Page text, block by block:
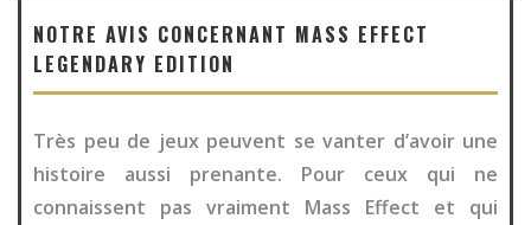
NOTRE AVIS CONCERNANT MASS EFFECT
LEGENDARY EDITION
Très peu de jeux peuvent se vanter d’avoir une
histoire aussi prenante. Pour ceux qui ne
connaissent pas vraiment Mass Effect et qui